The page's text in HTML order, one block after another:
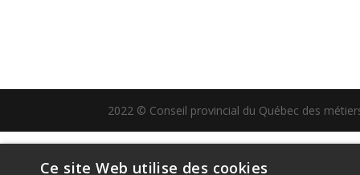
2022 © Conseil provincial du Québec des
Ce site Web utilise des cookies